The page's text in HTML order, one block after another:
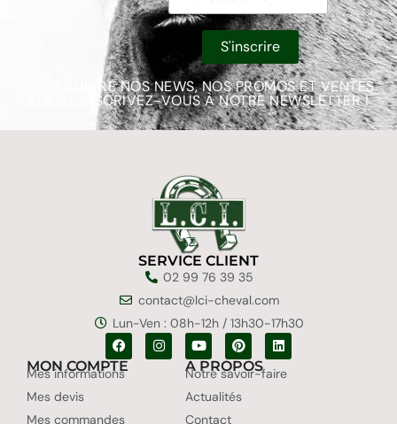
POUR SUIVRE NOS NEWS, NOS PROMOS ET VENTES
FLASH, INSCRIVEZ-VOUS À NOTRE NEWSLETTER !
SERVICE CLIENT
02 99 76 39 35
contact@lci-cheval.com
Lun-Ven : 08h-12h / 13h30-17h30
MON COMPTE
Mes informations
Mes devis
Mes commandes
A PROPOS
Notre savoir-faire
Actualités
Contact